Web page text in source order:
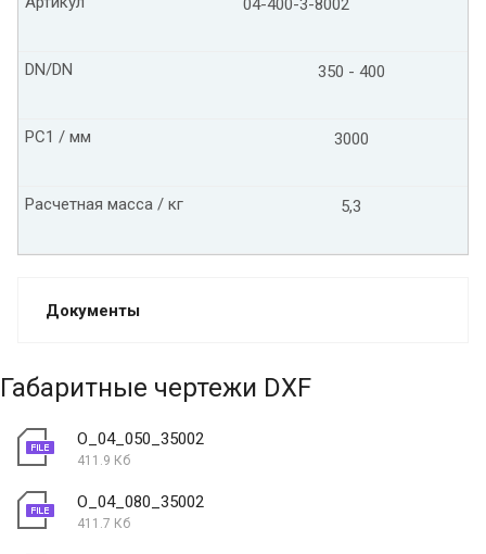
04-400-3-8002
350 - 400
DN/DN
3000
PC1 / мм
5,3
Расчетная масса / кг
Документы
Габаритные чертежи DXF
O_04_050_35002
411.9 Кб
O_04_080_35002
411.7 Кб